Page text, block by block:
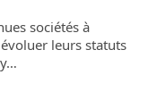
sociétés à
leurs statuts